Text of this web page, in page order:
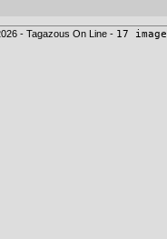
- Tagazous On Line - 17